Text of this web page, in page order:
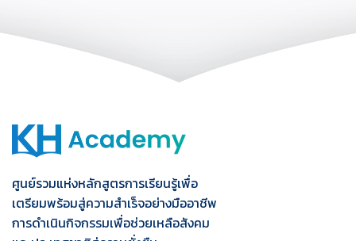
ศูนย์รวมแห่งหลักสูตรการเรียนรู้เพื่อ
เตรียมพร้อมสู่ความสำเร็จอย่างมืออาชีพ
การดำเนินกิจกรรมเพื่อช่วยเหลือสังคม